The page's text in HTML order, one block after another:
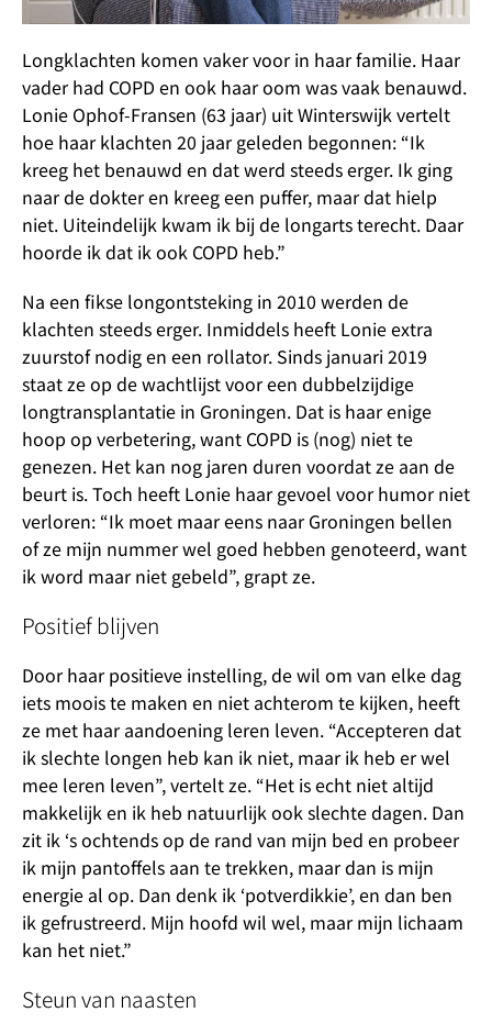
Longklachten komen vaker voor in haar familie. Haar
vader had COPD en ook haar oom was vaak benauwd.
Lonie Ophof-Fransen (63 jaar) uit Winterswijk vertelt
hoe haar klachten 20 jaar geleden begonnen: “Ik
kreeg het benauwd en dat werd steeds erger. Ik ging
naar de dokter en kreeg een puffer, maar dat hielp
niet. Uiteindelijk kwam ik bij de longarts terecht. Daar
hoorde ik dat ik ook COPD heb.”
Na een fikse longontsteking in 2010 werden de
klachten steeds erger. Inmiddels heeft Lonie extra
zuurstof nodig en een rollator. Sinds januari 2019
staat ze op de wachtlijst voor een dubbelzijdige
longtransplantatie in Groningen. Dat is haar enige
hoop op verbetering, want COPD is (nog) niet te
genezen. Het kan nog jaren duren voordat ze aan de
beurt is. Toch heeft Lonie haar gevoel voor humor niet
verloren: “Ik moet maar eens naar Groningen bellen
of ze mijn nummer wel goed hebben genoteerd, want
ik word maar niet gebeld”, grapt ze.
Positief blijven
Door haar positieve instelling, de wil om van elke dag
iets moois te maken en niet achterom te kijken, heeft
ze met haar aandoening leren leven. “Accepteren dat
ik slechte longen heb kan ik niet, maar ik heb er wel
mee leren leven”, vertelt ze. “Het is echt niet altijd
makkelijk en ik heb natuurlijk ook slechte dagen. Dan
zit ik ‘s ochtends op de rand van mijn bed en probeer
ik mijn pantoffels aan te trekken, maar dan is mijn
energie al op. Dan denk ik ‘potverdikkie’, en dan ben
ik gefrustreerd. Mijn hoofd wil wel, maar mijn lichaam
kan het niet.”
Steun van naasten